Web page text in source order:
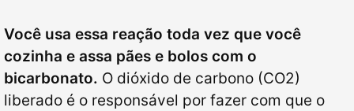
Você usa essa reação toda vez que você
cozinha e assa pães e bolos com o
bicarbonato. O dióxido de carbono (CO2)
liberado é o responsável por fazer com que o